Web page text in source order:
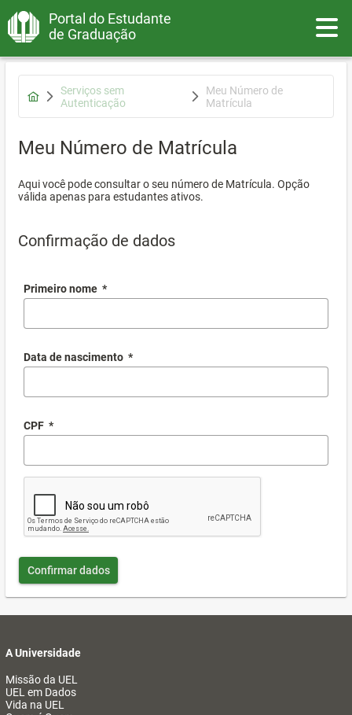
Portal do Estudante
de Graduação
Serviços sem
Autenticação
Meu Número de
Matrícula
Meu Número de Matrícula
Aqui você pode consultar o seu número de Matrícula. Opção
válida apenas para estudantes ativos.
Confirmação de dados
Primeiro nome *
Data de nascimento *
CPF *
Confirmar dados
A Universidade
Missão da UEL
UEL em Dados
Vida na UEL